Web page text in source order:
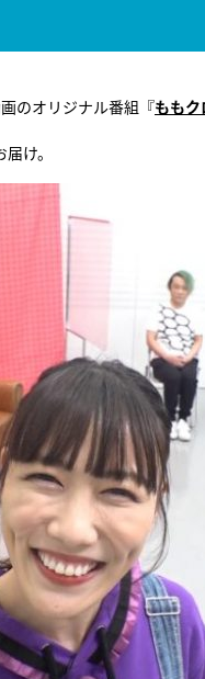
のオリジナル番組『もも
け。